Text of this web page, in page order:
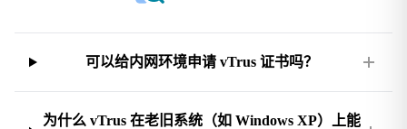
可以给内网环境申请 vTrus 证书吗？
为什么 vTrus 在老旧系统（如 Windows XP）上能